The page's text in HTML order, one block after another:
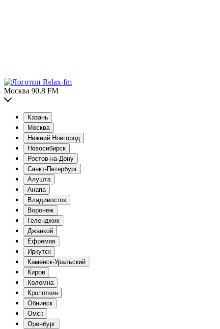
Москва 90.8 FM
Казань
Москва
Нижний Новгород
Новосибирск
Ростов-на-Дону
Санкт-Петербург
Алушта
Анапа
Владивосток
Воронеж
Геленджик
Джанкой
Ефремов
Иркутск
Каменск-Уральский
Киров
Коломна
Кропоткин
Обнинск
Омск
Оренбург